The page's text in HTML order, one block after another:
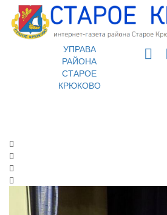
УПРАВА
РАЙОНА
СТАРОЕ
КРЮКОВО